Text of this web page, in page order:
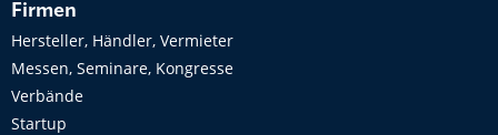
Firmen
Hersteller, Händler, Vermieter
Messen, Seminare, Kongresse
Verbände
Startup